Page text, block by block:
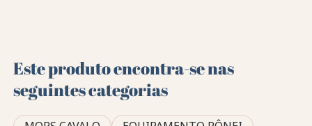
Este produto encontra-se nas
seguintes categorias